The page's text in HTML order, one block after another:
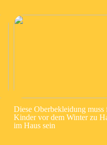
Diese Oberbekleidung muss
Kinder vor dem Winter zu
im Haus sein